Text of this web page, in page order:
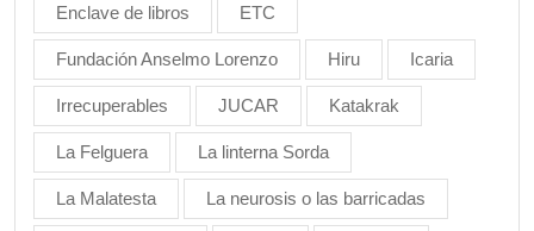
Enclave de libros ETC
Fundación Anselmo Lorenzo Hiru Icaria
Irrecuperables JUCAR Katakrak
La Felguera La linterna Sorda
La Malatesta La neurosis o las barricadas